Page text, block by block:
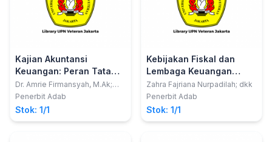
Kajian Akuntansi
Keuangan: Peran Tata
Kelola Perusahaan Dalam
Kinerja Tanggung Jawab
Lingkungan,Pengungkapan
Tanggung Jawab Sosial,
Dr. Amrie Firmansyah, M.Ak;
Riska Septiana Estutik, S.Tr.Ak.
Penerbit Adab
Stok: 1/1
Kebijakan Fiskal dan
Lembaga Keuangan
Syariah
Zahra Fajriana Nurpadilah; dkk
Penerbit Adab
Stok: 1/1